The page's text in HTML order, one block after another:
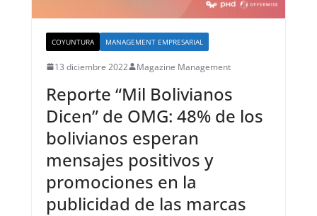
COYUNTURA MANAGEMENT EMPRESARIAL
13 diciembre 2022 Magazine Management
Reporte “Mil Bolivianos
Dicen” de OMG: 48% de los
bolivianos esperan
mensajes positivos y
promociones en la
publicidad de las marcas